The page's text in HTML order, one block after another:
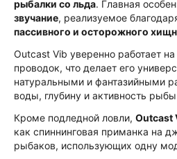
рыбалки со льда. Главная
звучание, реализуемое
пассивного и осторожного
Outcast Vib уверенно работает
проводок, что делает его
натуральными и фантазийными
воды, глубину и активность
Кроме подледной ловли, Outcast
как спиннинговая приманка на
рыбаков, использующих одну